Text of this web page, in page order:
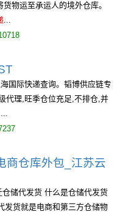
物运至承运人的境外仓库。
...
国际快递查询。韬博供应链专
代理,旺季仓位充足,不排仓,并
商仓库外包_江苏云
储代发货 什么是仓储代发货
发货就是电商和第三方仓储物